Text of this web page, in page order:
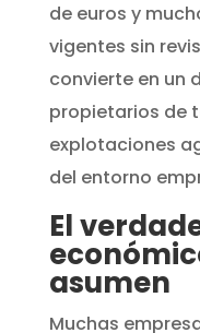
de euros y
vigentes sin
convierte en un
propietarios de
explotaciones
del entorno
El
asumen
Muchas